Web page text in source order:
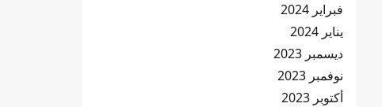
فبراير 2024
يناير 2024
ديسمبر 2023
نوفمبر 2023
أكتوبر 2023